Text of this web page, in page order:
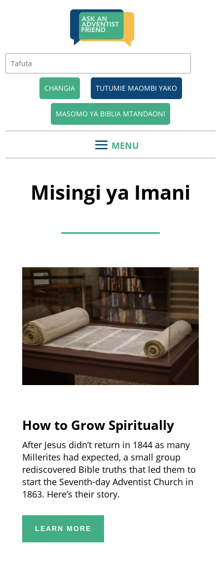
CHANGIA TUTUMIE MAOMBI YAKO
MASOMO YA BIBLIA MTANDAONI
Misingi ya Imani
How to Grow Spiritually
After Jesus didn’t return in 1844 as many
Millerites had expected, a small group
rediscovered Bible truths that led them to
start the Seventh-day Adventist Church in
1863. Here’s their story.
LEARN MORE